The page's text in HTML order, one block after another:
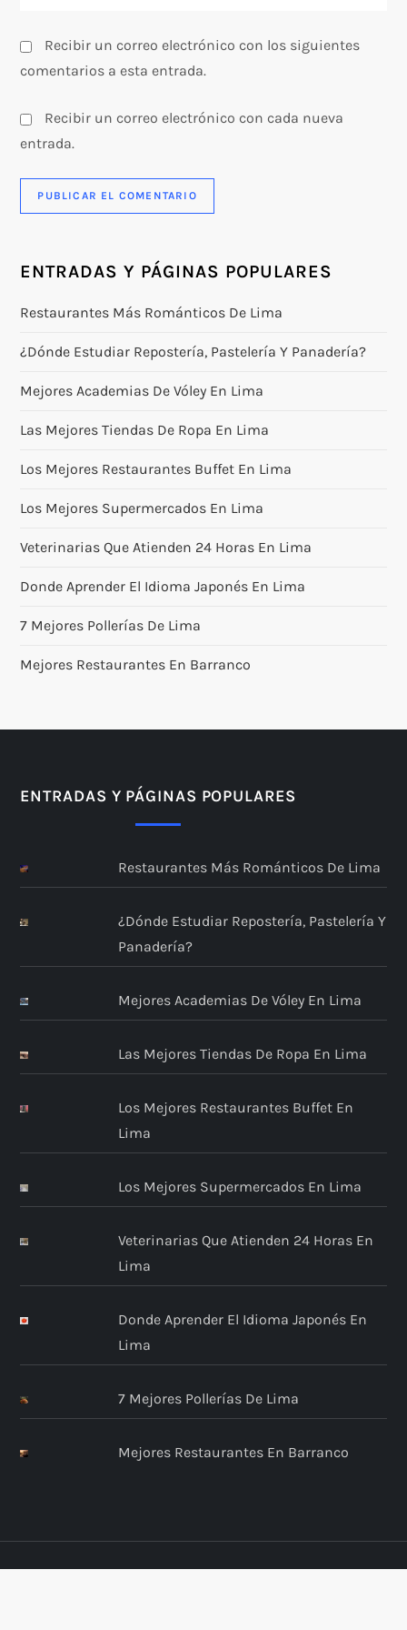
Recibir un correo electrónico con los siguientes
comentarios a esta entrada.
Recibir un correo electrónico con cada nueva
entrada.
ENTRADAS Y PÁGINAS POPULARES
Restaurantes Más Románticos De Lima
¿Dónde Estudiar Repostería, Pastelería Y Panadería?
Mejores Academias De Vóley En Lima
Las Mejores Tiendas De Ropa En Lima
Los Mejores Restaurantes Buffet En Lima
Los Mejores Supermercados En Lima
Veterinarias Que Atienden 24 Horas En Lima
Donde Aprender El Idioma Japonés En Lima
7 Mejores Pollerías De Lima
Mejores Restaurantes En Barranco
ENTRADAS Y PÁGINAS POPULARES
Restaurantes Más Románticos De Lima
¿Dónde Estudiar Repostería, Pastelería Y
Panadería?
Mejores Academias De Vóley En Lima
Las Mejores Tiendas De Ropa En Lima
Los Mejores Restaurantes Buffet En
Lima
Los Mejores Supermercados En Lima
Veterinarias Que Atienden 24 Horas En
Lima
Donde Aprender El Idioma Japonés En
Lima
7 Mejores Pollerías De Lima
Mejores Restaurantes En Barranco